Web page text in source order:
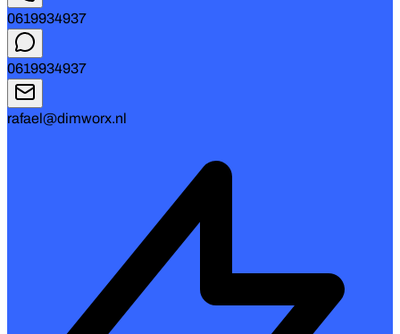
0619934937
0619934937
rafael@dimworx.nl